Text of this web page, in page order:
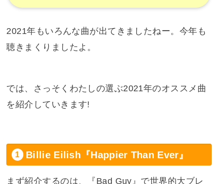
2021年もいろんな曲が出てきましたねー。今年も
聴きまくりましたよ。
では、さっそくわたしの選ぶ2021年のオススメ曲
を紹介していきます!
Billie Eilish『Happier Than Ever』
まず紹介するのは、『Bad Guy』で世界的大ブレ